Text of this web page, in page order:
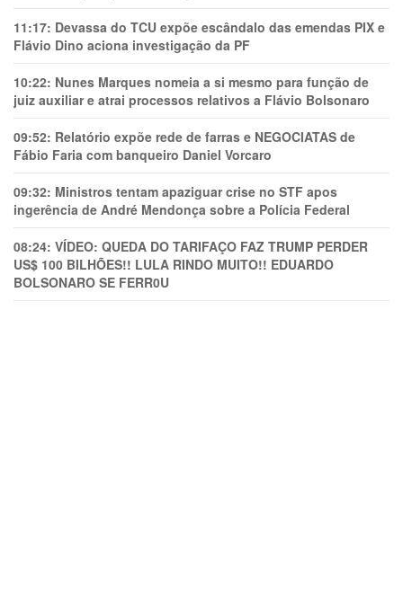
11:17: Devassa do TCU expõe escândalo das emendas PIX e
Flávio Dino aciona investigação da PF
10:22: Nunes Marques nomeia a si mesmo para função de
juiz auxiliar e atrai processos relativos a Flávio Bolsonaro
09:52: Relatório expõe rede de farras e NEGOCIATAS de
Fábio Faria com banqueiro Daniel Vorcaro
09:32: Ministros tentam apaziguar crise no STF apos
ingerência de André Mendonça sobre a Polícia Federal
08:24: VÍDEO: QUEDA DO TARIFAÇO FAZ TRUMP PERDER
US$ 100 BILHÕES!! LULA RINDO MUITO!! EDUARDO
BOLSONARO SE FERR0U